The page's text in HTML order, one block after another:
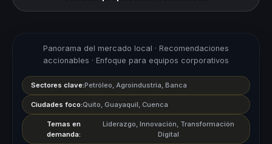
Panorama del mercado local · Recomendaciones
accionables · Enfoque para equipos corporativos
Sectores clave:Petróleo, Agroindustria, Banca
Ciudades foco:Quito, Guayaquil, Cuenca
Temas en
demanda:
Liderazgo, Innovación, Transformación
Digital